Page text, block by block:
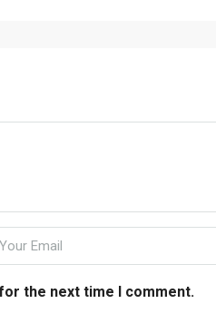
the next time I comment.